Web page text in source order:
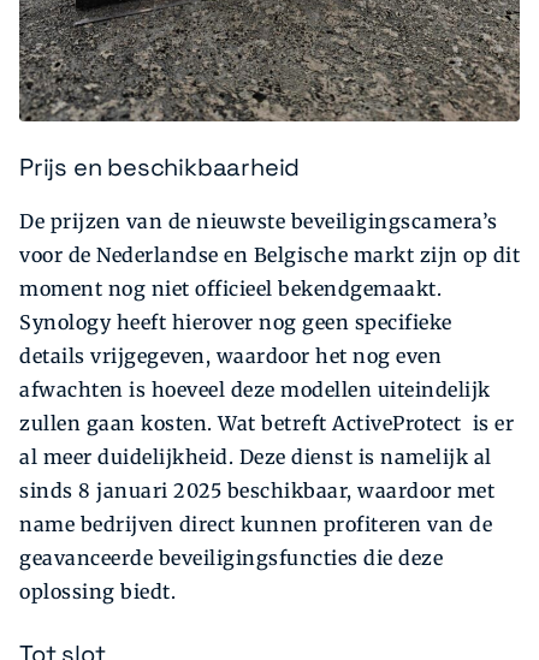
Prijs en beschikbaarheid
De prijzen van de nieuwste beveiligingscamera’s
voor de Nederlandse en Belgische markt zijn op dit
moment nog niet officieel bekendgemaakt.
Synology heeft hierover nog geen specifieke
details vrijgegeven, waardoor het nog even
afwachten is hoeveel deze modellen uiteindelijk
zullen gaan kosten. Wat betreft ActiveProtect is er
al meer duidelijkheid. Deze dienst is namelijk al
sinds 8 januari 2025 beschikbaar, waardoor met
name bedrijven direct kunnen profiteren van de
geavanceerde beveiligingsfuncties die deze
oplossing biedt.
Tot slot